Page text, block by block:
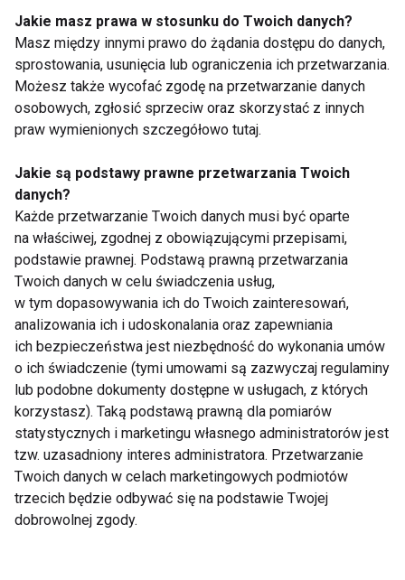
zatrzymania w codziennym pośpiechu, sposób na
rozładowanie napięcia i odzyskanie równowagi. Ruch
działa jak naturalny „reset” dla ciała i umysłu:
wzmacnia serce, poprawia wydolność, a
jednocześnie pozwala oczyścić głowę z nadmiaru
lepszą kondycję, ale też większą odporność
psychiczną, spokojniejszy sen i wyraźnie lepsze
samopoczucie na co dzień – podsumowuje Artur
Szewc, trener sportowy w klubie Zdrofit Szczecin
Fabryka Wody.
FIT BIZ
Fit biz
Jakie masz prawa w stosunku do Twoich danych?
Masz między innymi prawo do żądania dostępu do danych,
sprostowania, usunięcia lub ograniczenia ich przetwarzania.
Możesz także wycofać zgodę na przetwarzanie danych
osobowych, zgłosić sprzeciw oraz skorzystać z innych
praw wymienionych szczegółowo tutaj.
Jakie są podstawy prawne przetwarzania Twoich
danych?
Każde przetwarzanie Twoich danych musi być oparte
na właściwej, zgodnej z obowiązującymi przepisami,
podstawie prawnej. Podstawą prawną przetwarzania
Twoich danych w celu świadczenia usług,
w tym dopasowywania ich do Twoich zainteresowań,
analizowania ich i udoskonalania oraz zapewniania
ich bezpieczeństwa jest niezbędność do wykonania umów
o ich świadczenie (tymi umowami są zazwyczaj regulaminy
lub podobne dokumenty dostępne w usługach, z których
korzystasz). Taką podstawą prawną dla pomiarów
statystycznych i marketingu własnego administratorów jest
tzw. uzasadniony interes administratora. Przetwarzanie
Twoich danych w celach marketingowych podmiotów
trzecich będzie odbywać się na podstawie Twojej
dobrowolnej zgody.